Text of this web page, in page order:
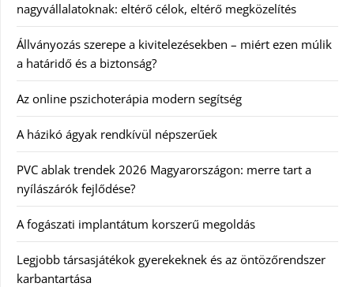
nagyvállalatoknak: eltérő célok, eltérő megközelítés
Állványozás szerepe a kivitelezésekben – miért ezen múlik
a határidő és a biztonság?
Az online pszichoterápia modern segítség
A házikó ágyak rendkívül népszerűek
PVC ablak trendek 2026 Magyarországon: merre tart a
nyílászárók fejlődése?
A fogászati implantátum korszerű megoldás
Legjobb társasjátékok gyerekeknek és az öntözőrendszer
karbantartása